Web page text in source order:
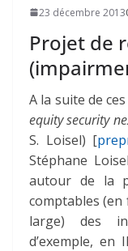
23 décembre 2013
Projet de
A la suite de
equity security
S. Loisel) [
Stéphane
autour de la
comptables
large) des
d’exemple, en